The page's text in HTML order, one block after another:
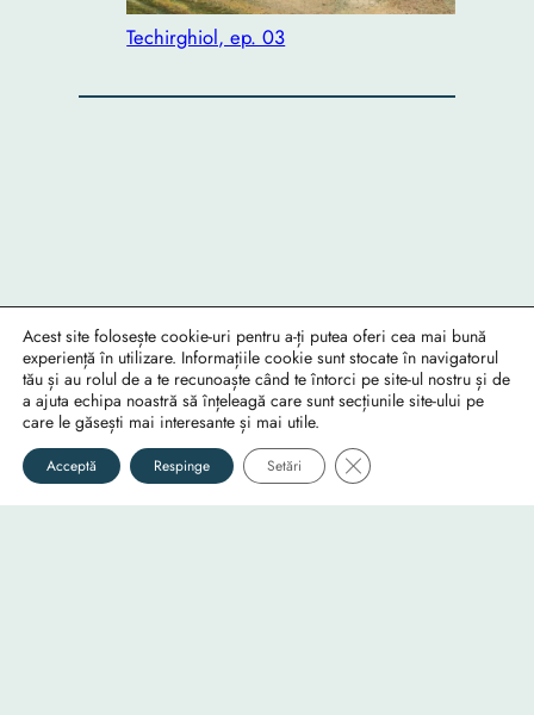
Techirghiol, ep. 03
Foto
Fotografii
Video
Documentare
Audio
Muzică
Info
Despre
Utile
Confidențialitate
RO-mondo's Instagram profile
Acest site folosește cookie-uri pentru a-ți putea oferi cea mai bună
experiență în utilizare. Informațiile cookie sunt stocate în navigatorul
tău și au rolul de a te recunoaște când te întorci pe site-ul nostru și de
a ajuta echipa noastră să înțeleagă care sunt secțiunile site-ului pe
care le găsești mai interesante și mai utile.
Acceptă Respinge Setări Close GDPR Cookie